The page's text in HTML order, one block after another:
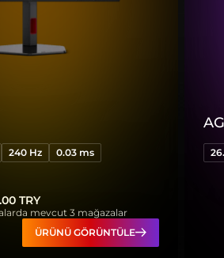
240 Hz 0.03 ms
TRY
mevcut 3 mağazalar
ÜRÜNÜ GÖRÜNTÜLE